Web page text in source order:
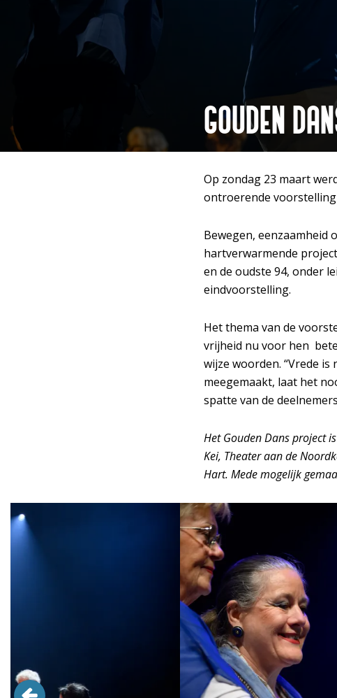
GOUDEN
Op zondag 23 maart
ontroerende voorstelling
Bewegen, eenzaamheid
hartverwarmende
en de oudste 94, onder
eindvoorstelling.
Het thema van de
vrijheid nu voor hen
wijze woorden. “Vrede
meegemaakt, laat het
spatte van de
Het Gouden Dans project
Kei, Theater aan de
Hart. Mede mogelijk
Overslaan